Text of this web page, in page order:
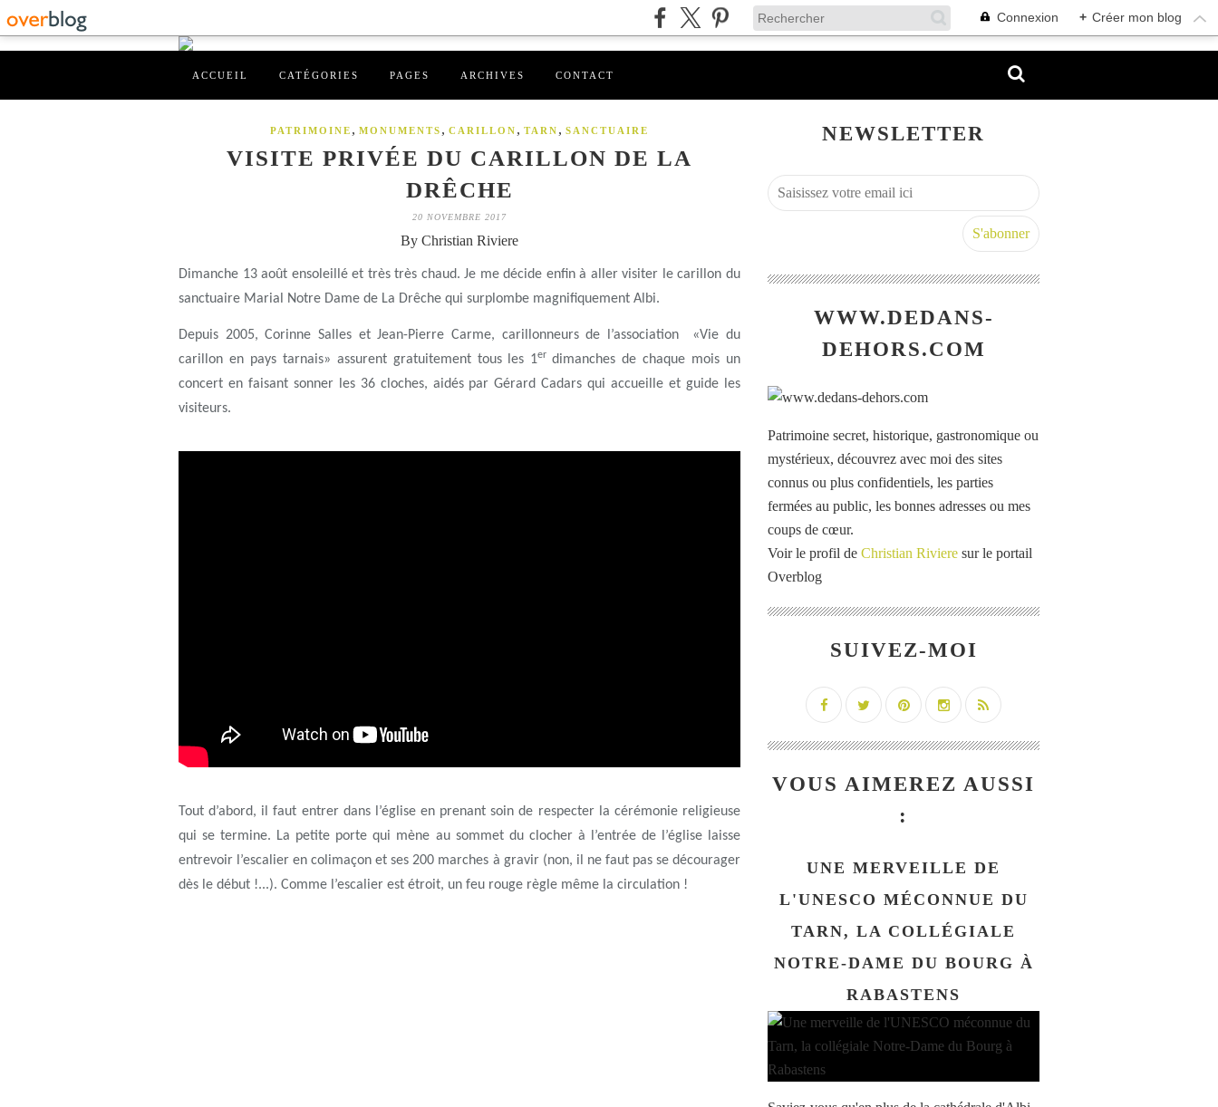
Connexion + Créer mon blog
ACCUEIL CATÉGORIES PAGES ARCHIVES CONTACT
PATRIMOINE , MONUMENTS , CARILLON , TARN , SANCTUAIRE
VISITE PRIVÉE DU CARILLON DE LA
DRÊCHE
20 NOVEMBRE 2017
By Christian Riviere
Dimanche 13 août ensoleillé et très très chaud. Je me décide enfin à aller visiter le carillon du
sanctuaire Marial Notre Dame de La Drêche qui surplombe magnifiquement Albi.
Depuis 2005, Corinne Salles et Jean-Pierre Carme, carillonneurs de l’association «Vie du
carillon en pays tarnais» assurent gratuitement tous les 1er dimanches de chaque mois un
concert en faisant sonner les 36 cloches, aidés par Gérard Cadars qui accueille et guide les
visiteurs.
Tout d’abord, il faut entrer dans l’église en prenant soin de respecter la cérémonie religieuse
qui se termine. La petite porte qui mène au sommet du clocher à l’entrée de l’église laisse
entrevoir l’escalier en colimaçon et ses 200 marches à gravir (non, il ne faut pas se décourager
dès le début !...). Comme l’escalier est étroit, un feu rouge règle même la circulation !
NEWSLETTER
WWW.DEDANS-
DEHORS.COM
Patrimoine secret, historique, gastronomique ou
mystérieux, découvrez avec moi des sites
connus ou plus confidentiels, les parties
fermées au public, les bonnes adresses ou mes
coups de cœur.
Voir le profil de Christian Riviere sur le portail
Overblog
SUIVEZ-MOI
VOUS AIMEREZ AUSSI
:
UNE MERVEILLE DE
L'UNESCO MÉCONNUE DU
TARN, LA COLLÉGIALE
NOTRE-DAME DU BOURG À
RABASTENS